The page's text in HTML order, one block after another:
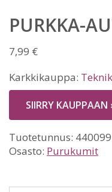
PURKKA-
7,99 €
Karkkikauppa:
SIIRRY KAUPPAAN
Tuotetunnus: 440099
Osasto: Purukumit